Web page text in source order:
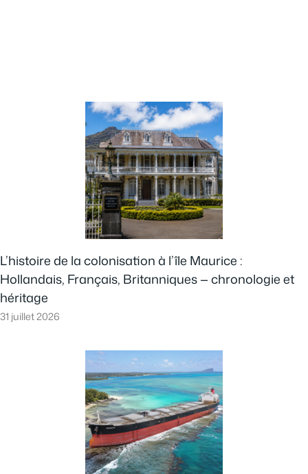
L’histoire de la colonisation à l’île Maurice :
Hollandais, Français, Britanniques — chronologie et
héritage
31 juillet 2026